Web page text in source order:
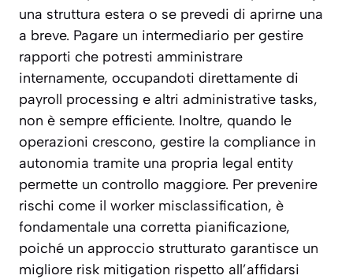
una struttura estera o se prevedi di aprirne una
a breve. Pagare un intermediario per gestire
rapporti che potresti amministrare
internamente, occupandoti direttamente di
payroll processing e altri administrative tasks,
non è sempre efficiente. Inoltre, quando le
operazioni crescono, gestire la compliance in
autonomia tramite una propria legal entity
permette un controllo maggiore. Per prevenire
rischi come il worker misclassification, è
fondamentale una corretta pianificazione,
poiché un approccio strutturato garantisce un
migliore risk mitigation rispetto all’affidarsi